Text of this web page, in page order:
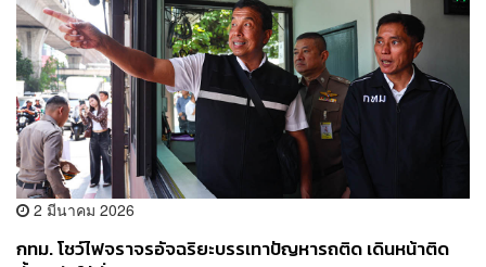
2 มีนาคม 2026
กทม. โชว์ไฟจราจรอัจฉริยะบรรเทาปัญหารถติด เดินหน้าติด